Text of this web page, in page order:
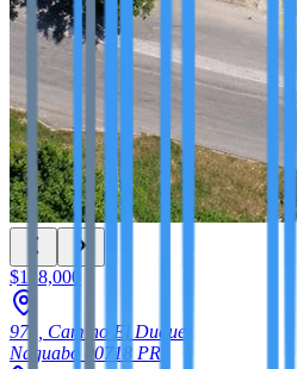
$128,000
971, Camino El Duque
Naguabo
00718 PR